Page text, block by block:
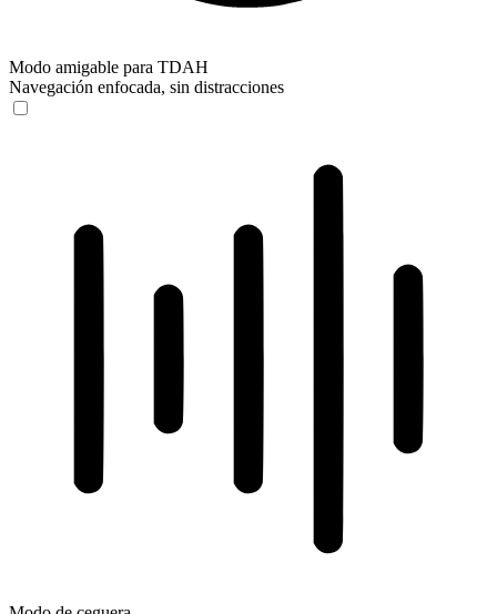
Modo amigable para TDAH
Navegación enfocada, sin distracciones